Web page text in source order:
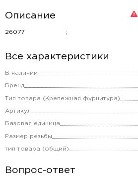
Описание
26077 ;
Все характеристики
В наличии
Бренд
Тип товара (Крепежная фурнитура)
Артикул
Базовая единица
Размер резьбы
тип товара (общий)
Вопрос-ответ